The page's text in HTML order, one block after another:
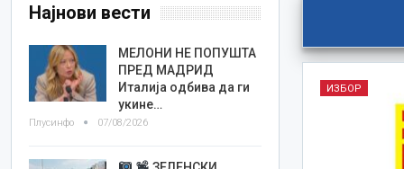
ИЗБОР
Најнови вести
МЕЛОНИ НЕ ПОПУШТА
ПРЕД МАДРИД
Италија одбива да ги
укине…
Плусинфо 07/08/2026